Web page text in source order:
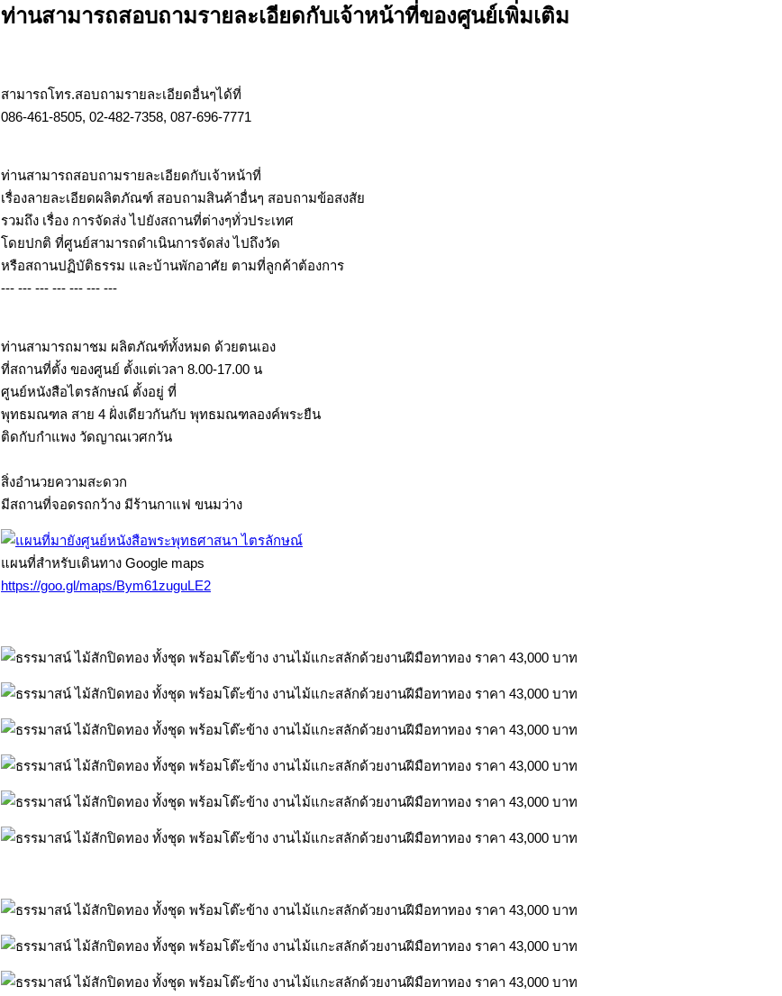
ท่านสามารถสอบถามรายละเอียดกับเจ้าหน้าที่ของศูนย์เพิ่มเติม
สามารถโทร.สอบถามรายละเอียดอื่นๆได้ที่
086-461-8505, 02-482-7358, 087-696-7771
ท่านสามารถสอบถามรายละเอียดกับเจ้าหน้าที่
เรื่องลายละเอียดผลิตภัณฑ์ สอบถามสินค้าอื่นๆ สอบถามข้อสงสัย
รวมถึง เรื่อง การจัดส่ง ไปยังสถานที่ต่างๆทั่วประเทศ
โดยปกติ ที่ศูนย์สามารถดำเนินการจัดส่ง ไปถึงวัด
หรือสถานปฏิบัติธรรม และบ้านพักอาศัย ตามที่ลูกค้าต้องการ
--- --- --- --- --- --- ---
ท่านสามารถมาชม ผลิตภัณฑ์ทั้งหมด ด้วยตนเอง
ที่สถานที่ตั้ง ของศูนย์ ตั้งแต่เวลา 8.00-17.00 น
ศูนย์หนังสือไตรลักษณ์ ตั้งอยู่ ที่
พุทธมณฑล สาย 4 ฝั่งเดียวกันกับ พุทธมณฑลองค์พระยืน
ติดกับกำแพง วัดญาณเวศกวัน
สิ่งอำนวยความสะดวก
มีสถานที่จอดรถกว้าง มีร้านกาแฟ ขนมว่าง
แผนที่สำหรับเดินทาง Google maps
https://goo.gl/maps/Bym61zuguLE2